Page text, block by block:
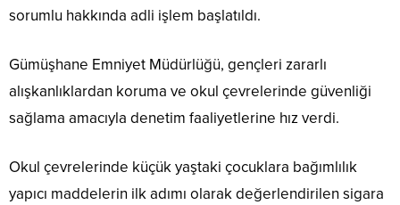
sorumlu hakkında adli işlem başlatıldı.
Gümüşhane Emniyet Müdürlüğü, gençleri zararlı
alışkanlıklardan koruma ve okul çevrelerinde güvenliği
sağlama amacıyla denetim faaliyetlerine hız verdi.
Okul çevrelerinde küçük yaştaki çocuklara bağımlılık
yapıcı maddelerin ilk adımı olarak değerlendirilen sigara